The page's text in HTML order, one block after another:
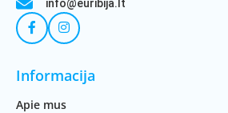
info@euribija.lt
Informacija
Apie mus